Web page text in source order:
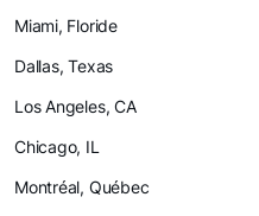
Miami, Floride
Dallas, Texas
Los Angeles, CA
Chicago, IL
Montréal, Québec